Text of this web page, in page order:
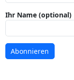
Ihr Name (optional)
Abonnieren